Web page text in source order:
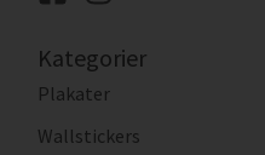
Kategorier
Plakater
Wallstickers